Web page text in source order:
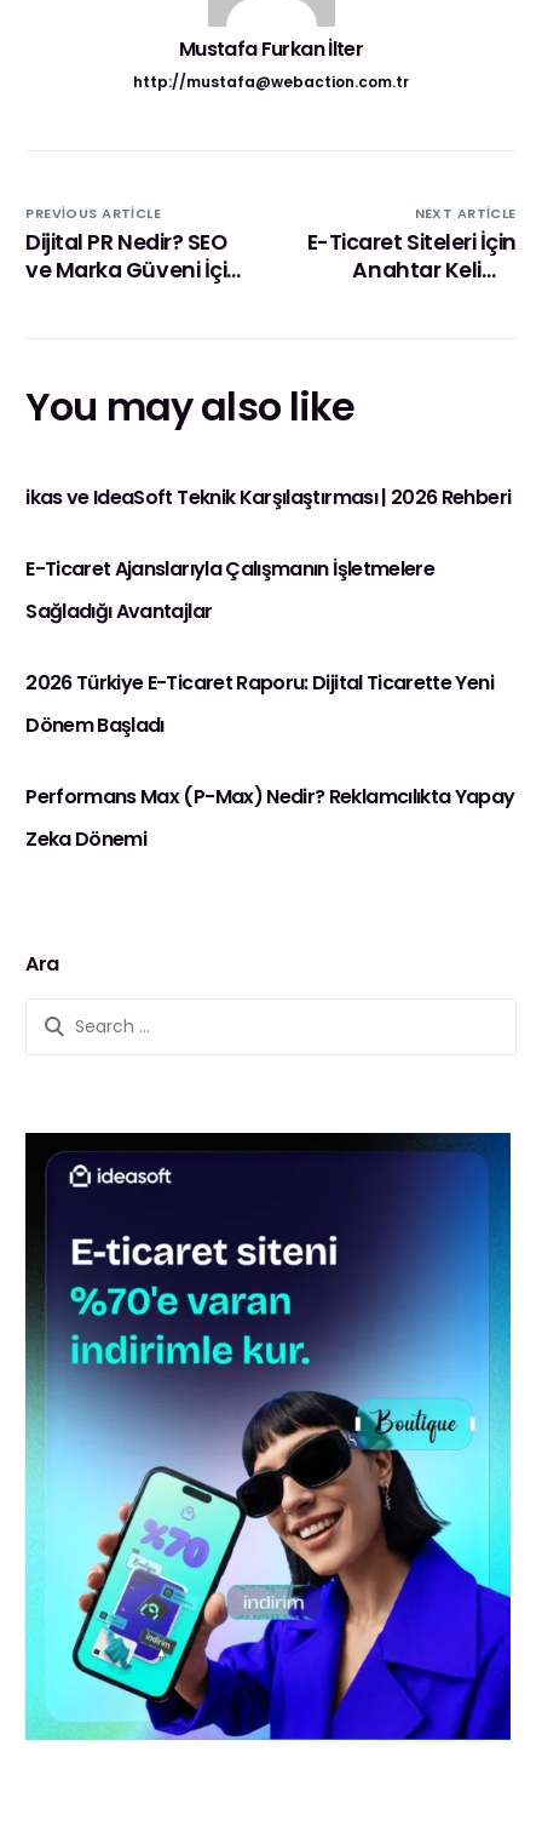
Mustafa Furkan İlter
http://mustafa@webaction.com.tr
PREVIOUS ARTICLE
Dijital PR Nedir? SEO
ve Marka Güveni İçin
NEXT ARTICLE
E-Ticaret Siteleri İçin
Anahtar Kelime
You may also like
ikas ve IdeaSoft Teknik Karşılaştırması | 2026 Rehberi
E-Ticaret Ajanslarıyla Çalışmanın İşletmelere
Sağladığı Avantajlar
2026 Türkiye E-Ticaret Raporu: Dijital Ticarette Yeni
Dönem Başladı
Performans Max (P-Max) Nedir? Reklamcılıkta Yapay
Zeka Dönemi
Ara